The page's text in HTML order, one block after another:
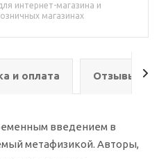
интернет-магазина и
магазинах
и оплата Отзывы о
введением в
метафизикой. Авторы,